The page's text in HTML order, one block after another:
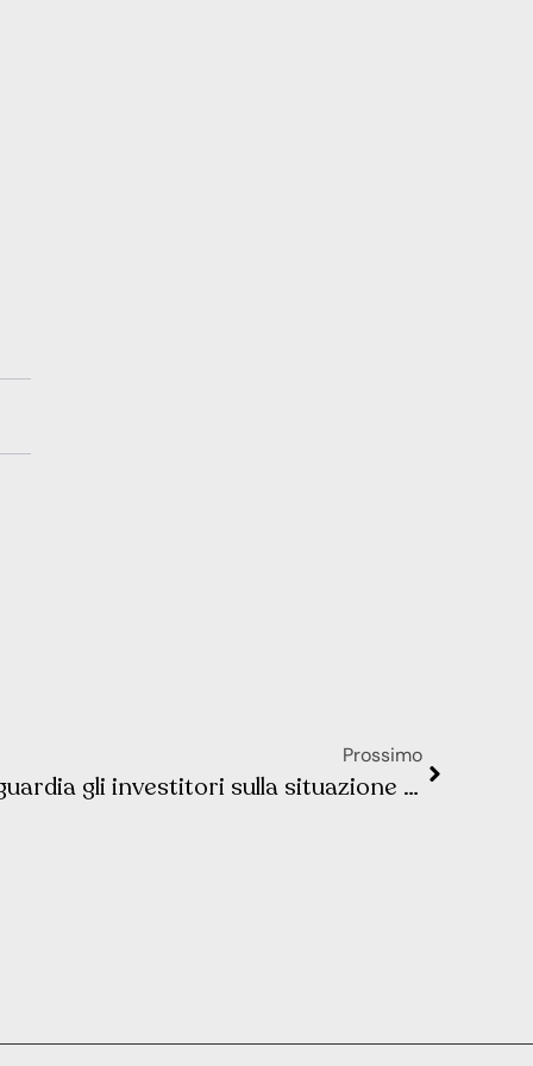
Prossimo
George Soros mette in guardia gli investitori sulla situazione in India